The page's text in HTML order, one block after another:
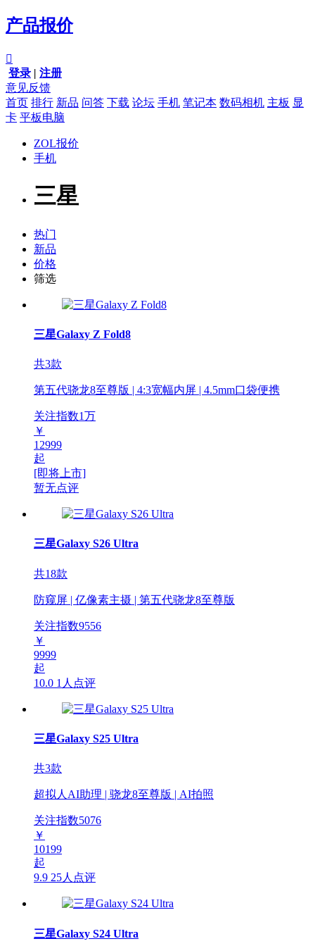
产品报价

登录 | 注册
意见反馈
首页 排行 新品 问答 下载 论坛 手机 笔记本 数码相机 主板 显
卡 平板电脑
ZOL报价
手机
三星
热门
新品
价格
筛选
三星Galaxy Z Fold8
共3款
第五代骁龙8至尊版 | 4:3宽幅内屏 | 4.5mm口袋便携
关注指数1万
￥
12999
起
[即将上市]
暂无点评
三星Galaxy S26 Ultra
共18款
防窥屏 | 亿像素主摄 | 第五代骁龙8至尊版
关注指数9556
￥
9999
起
10.0 1人点评
三星Galaxy S25 Ultra
共3款
超拟人AI助理 | 骁龙8至尊版 | AI拍照
关注指数5076
￥
10199
起
9.9 25人点评
三星Galaxy S24 Ultra